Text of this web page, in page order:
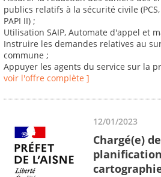
publics relatifs à la sécurité civile
PAPI II) ;
Utilisation SAIP, Automate d'appel et
Instruire les demandes relatives au
commune ;
Appuyer les agents du service sur la
voir l'offre complète ]
12/01/2023
Chargé(e)